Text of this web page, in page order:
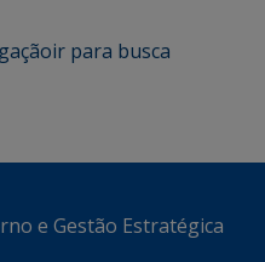
ir para busca
e Gestão Estratégica